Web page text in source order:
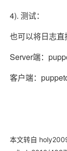
4). 测试：
也可以将日志直
Server端：
客户端：
本文转自